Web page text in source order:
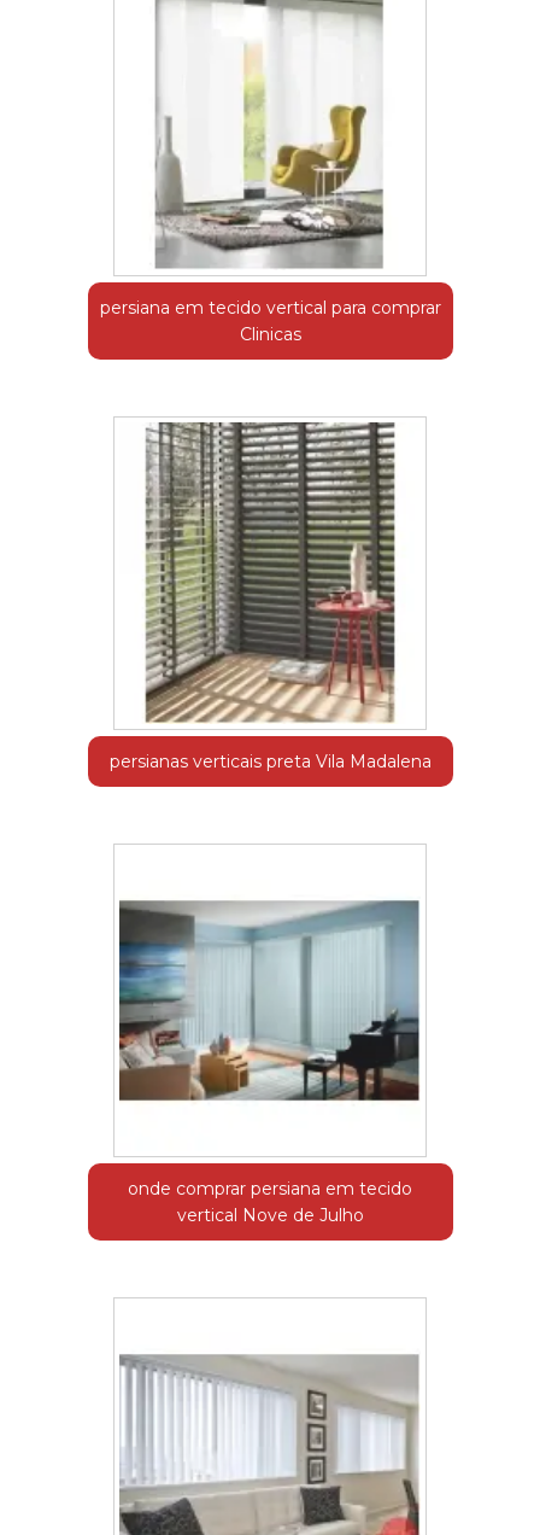
persiana em tecido vertical para comprar
Clinicas
persianas verticais preta Vila Madalena
onde comprar persiana em tecido
vertical Nove de Julho